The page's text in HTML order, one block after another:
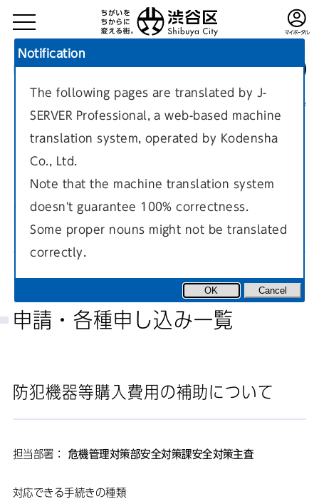
現在のページ
防犯
申請・各種申し込み一覧
防犯機器等購入費用の補助について
担当部署： 危機管理対策部安全対策課安全対策主査
対応できる手続きの種類
Notification
The following pages are translated by J-
SERVER Professional, a web-based machine
translation system, operated by Kodensha
Co., Ltd.
Note that the machine translation system
doesn't guarantee 100% correctness.
Some proper nouns might not be translated
correctly.
OK Cancel